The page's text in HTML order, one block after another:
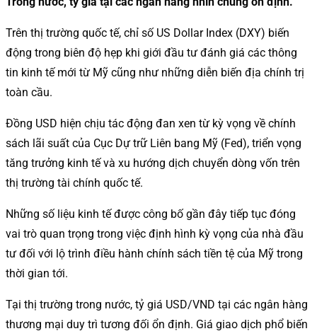
Trên thị trường quốc tế, chỉ số US Dollar Index (DXY) biến
động trong biên độ hẹp khi giới đầu tư đánh giá các thông
tin kinh tế mới từ Mỹ cũng như những diễn biến địa chính trị
toàn cầu.
Đồng USD hiện chịu tác động đan xen từ kỳ vọng về chính
sách lãi suất của Cục Dự trữ Liên bang Mỹ (Fed), triển vọng
tăng trưởng kinh tế và xu hướng dịch chuyển dòng vốn trên
thị trường tài chính quốc tế.
Những số liệu kinh tế được công bố gần đây tiếp tục đóng
vai trò quan trọng trong việc định hình kỳ vọng của nhà đầu
tư đối với lộ trình điều hành chính sách tiền tệ của Mỹ trong
thời gian tới.
Tại thị trường trong nước, tỷ giá USD/VND tại các ngân hàng
thương mại duy trì tương đối ổn định. Giá giao dịch phổ biến